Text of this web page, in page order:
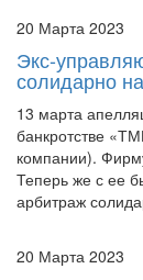
солидарно
13 марта
банкротстве
компании).
Теперь же с ее
арбитраж
20 Марта 2023
договора